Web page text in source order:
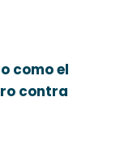
como el
contra